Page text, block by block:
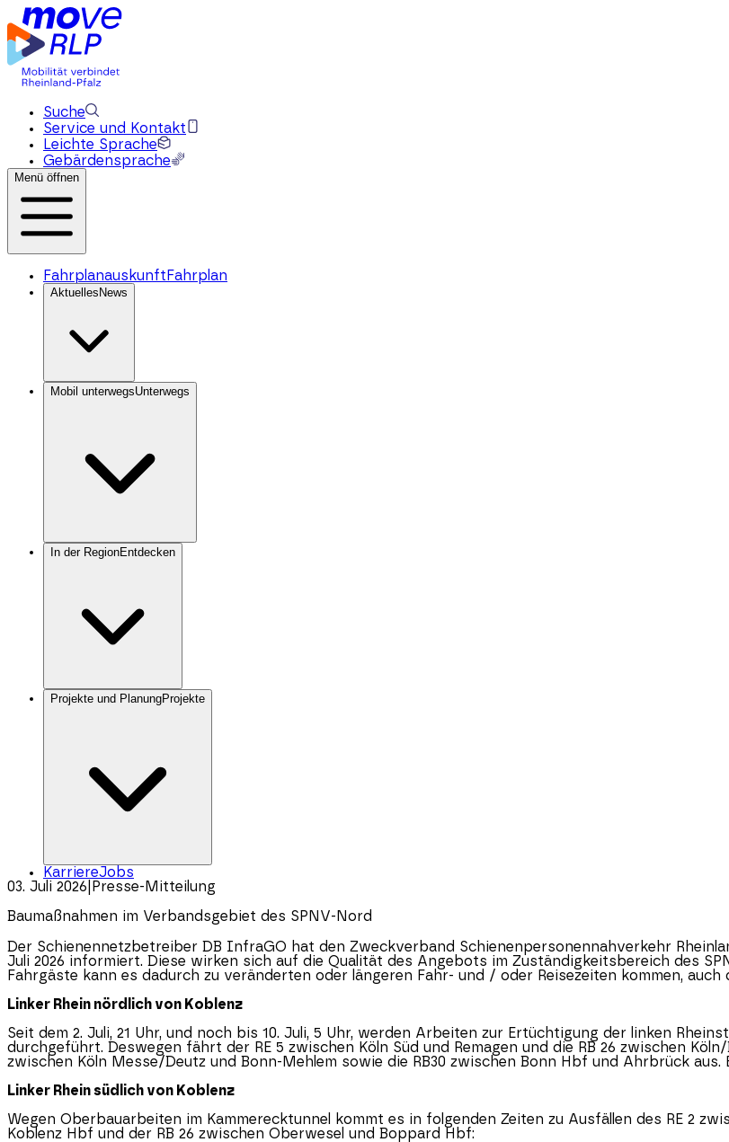
Suche
Service und Kontakt
Leichte Sprache
Gebärdensprache
Menü öffnen
Fahrplanauskunft Fahrplan
Aktuelles News
Mobil unterwegsUnterwegs
In der RegionEntdecken
Projekte und PlanungProjekte
KarriereJobs
03. Juli 2026 Presse-Mitteilung
Baumaßnahmen im Verbandsgebiet des SPNV-Nord
Der Schienennetzbetreiber DB InfraGO hat den Zweckverband Schienenpersonennahverkehr
Juli 2026 informiert. Diese wirken sich auf die Qualität des Angebots im Zuständigkeitsbereich des
Fahrgäste kann es dadurch zu veränderten oder längeren Fahr- und / oder Reisezeiten kommen,
Linker Rhein nördlich von Koblenz
Seit dem 2. Juli, 21 Uhr, und noch bis 10. Juli, 5 Uhr, werden Arbeiten zur Ertüchtigung der linken
durchgeführt. Deswegen fährt der RE 5 zwischen Köln Süd und Remagen und die RB 26 zwischen
zwischen Köln Messe/Deutz und Bonn-Mehlem sowie die RB30 zwischen Bonn Hbf und Ahrbrück aus.
Linker Rhein südlich von Koblenz
Wegen Oberbauarbeiten im Kammerecktunnel kommt es in folgenden Zeiten zu Ausfällen des RE 2
Koblenz Hbf und der RB 26 zwischen Oberwesel und Boppard Hbf: